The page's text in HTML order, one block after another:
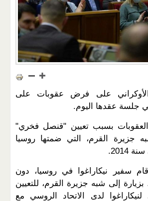
الأوكراني على فرض عقوبات على
جلسة عقدها اليوم.
بسبب تعيين "قنصل فخري"
جزيرة القرم، التي ضمتها روسيا
2020، قام سفير نيكاراغوا في روسيا، دون
بزيارة إلى شبه جزيرة القرم، للتعيين
لدى الاتحاد الروسي مع